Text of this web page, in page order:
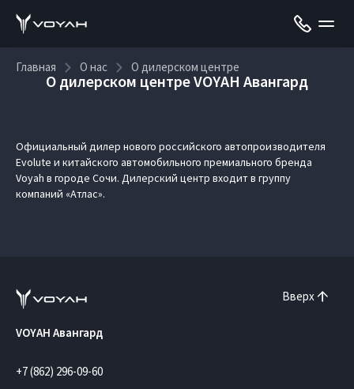
Главная О нас О дилерском центре
О дилерском центре VOYAH Авангард
Официальный дилер нового российского автопроизводителя
Evolute и китайского автомобильного премиального бренда
Voyah в городе Сочи. Дилерский центр входит в группу
компаний «Атлас».
Вверх
VOYAH Авангард
+7 (862) 296-09-60